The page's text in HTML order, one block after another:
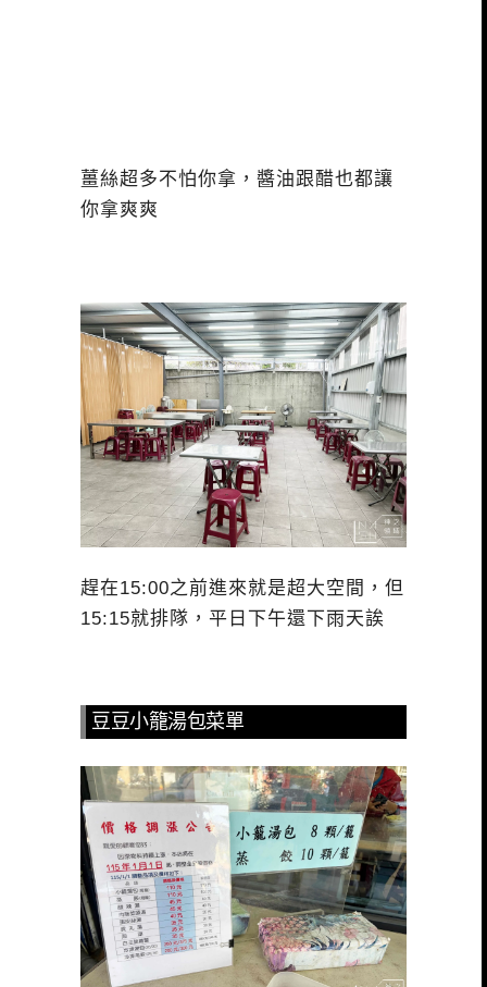
薑絲超多不怕你拿，醬油跟醋也都讓
你拿爽爽
趕在15:00之前進來就是超大空間，但
15:15就排隊，平日下午還下雨天誒
豆豆小籠湯包菜單